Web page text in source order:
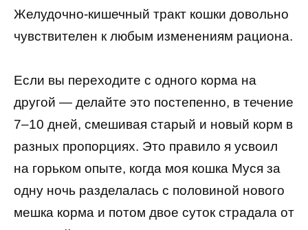
Желудочно-кишечный тракт кошки довольно
чувствителен к любым изменениям рациона.
Если вы переходите с одного корма на
другой — делайте это постепенно, в течение
7–10 дней, смешивая старый и новый корм в
разных пропорциях. Это правило я усвоил
на горьком опыте, когда моя кошка Муся за
одну ночь разделалась с половиной нового
мешка корма и потом двое суток страдала от